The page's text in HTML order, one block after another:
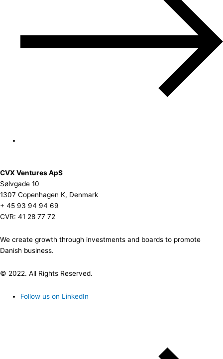
CVX Ventures ApS
Sølvgade 10
1307 Copenhagen K, Denmark
+ 45 93 94 94 69
CVR: 41 28 77 72
We create growth through investments and boards to promote
Danish business.
© 2022. All Rights Reserved.
Follow us on LinkedIn